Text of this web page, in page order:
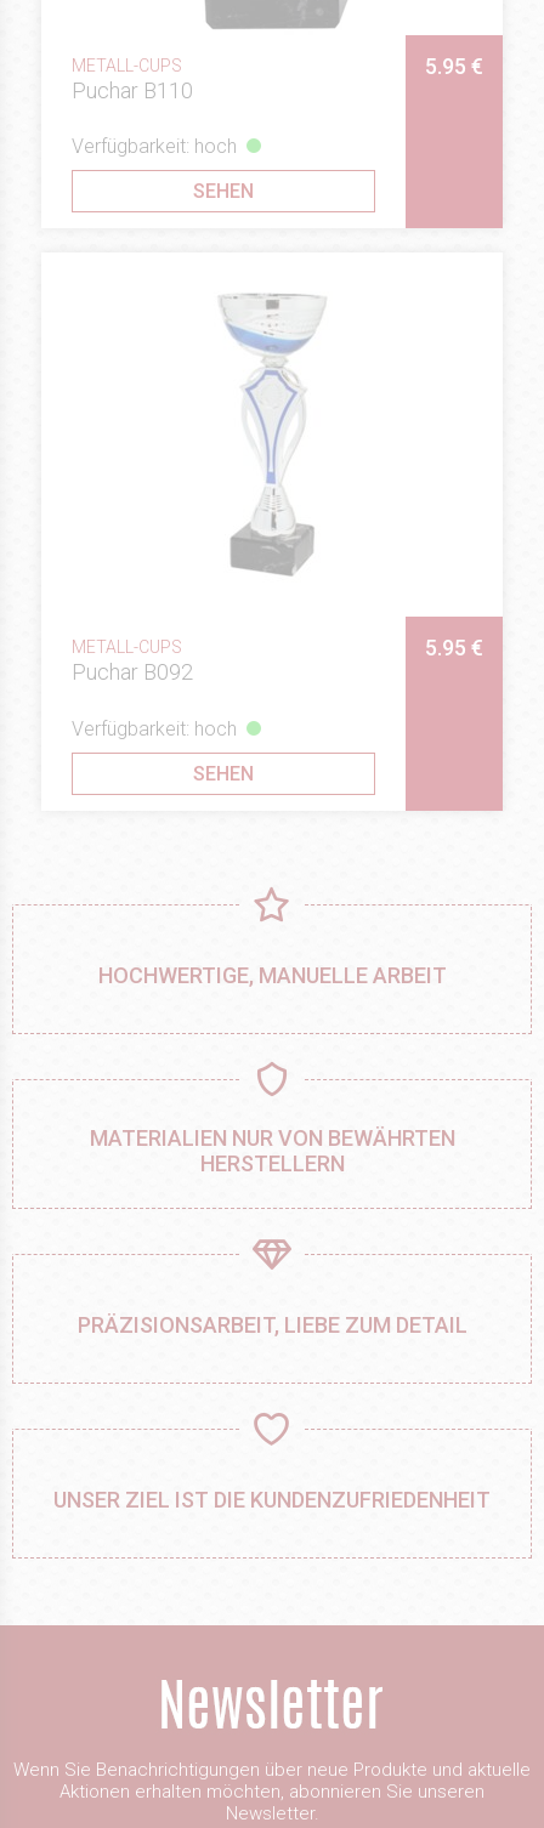
METALL-CUPS
Puchar B110
5.95 €
Verfügbarkeit: hoch
SEHEN
METALL-CUPS
Puchar B092
5.95 €
Verfügbarkeit: hoch
SEHEN
HOCHWERTIGE, MANUELLE ARBEIT
MATERIALIEN NUR VON BEWÄHRTEN
HERSTELLERN
PRÄZISIONSARBEIT, LIEBE ZUM DETAIL
UNSER ZIEL IST DIE KUNDENZUFRIEDENHEIT
Wenn Sie Benachrichtigungen über neue Produkte und aktuelle
Aktionen erhalten möchten, abonnieren Sie unseren
Newsletter.